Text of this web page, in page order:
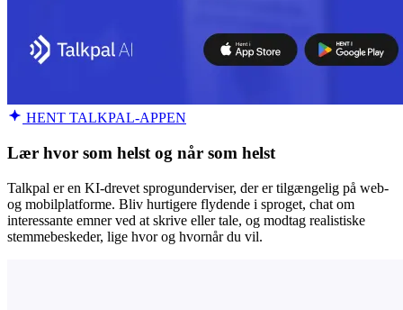
HENT TALKPAL-APPEN
Lær hvor som helst og når som helst
Talkpal er en KI-drevet sprogunderviser, der er tilgængelig på web-
og mobilplatforme. Bliv hurtigere flydende i sproget, chat om
interessante emner ved at skrive eller tale, og modtag realistiske
stemmebeskeder, lige hvor og hvornår du vil.